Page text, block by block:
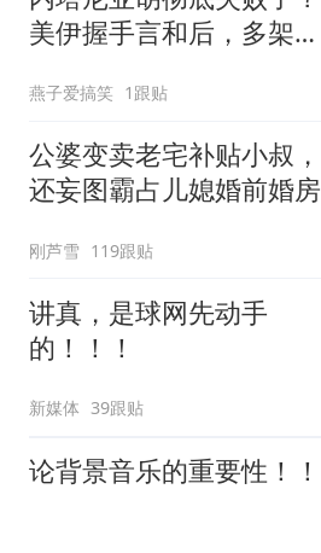
美伊握手言和后，多架美
燕子爱搞笑 1跟贴
公婆变卖老宅补贴小叔，
还妄图霸占儿媳婚前婚房
刚芦雪 119跟贴
讲真，是球网先动手
的！！！
新媒体 39跟贴
论背景音乐的重要性！！